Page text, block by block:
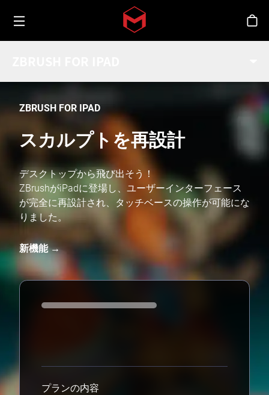
Skip to main content
Toggle menu
シ
ZBRUSH FOR IPAD
スカルプトを再設計
デスクトップから飛び出そう！
ZBrushがiPadに登場し、ユーザーインターフェース
が完全に再設計され、タッチベースの操作が可能にな
りました。
新機能 →
プランの内容